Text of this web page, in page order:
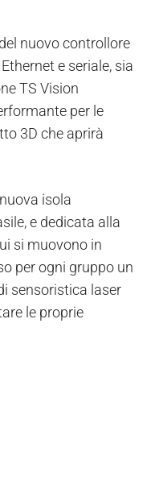
nuovo controllore
e seriale, sia
TS Vision
per le
3D che aprirà
isola
e dedicata alla
si muovono in
per ogni gruppo un
sensoristica laser
le proprie